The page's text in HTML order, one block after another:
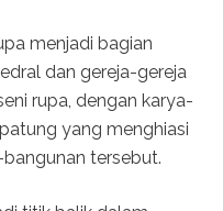
menjadi bagian
dan gereja-gereja
rupa, dengan karya-
yang menghiasi
tersebut.